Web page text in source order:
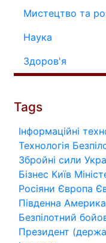
Мистецтво та
Наука
Здоров'я
Tags
Інформаційні
Технологія
Збройні сили
Бізнес Київ
Росіяни Європа
Південна Америка
Безпілотний
Президент